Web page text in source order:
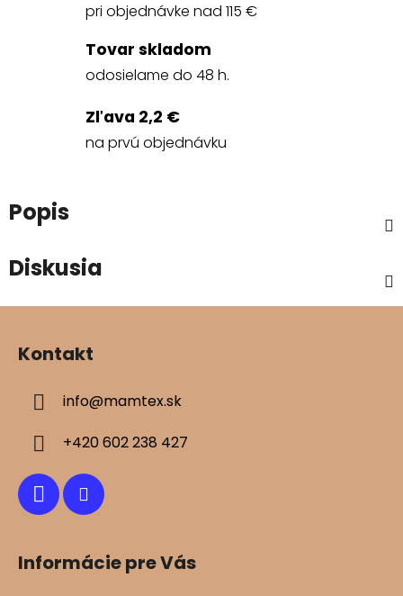
pri objednávke nad 115 €
Tovar skladom
odosielame do 48 h.
Zľava 2,2 €
na prvú objednávku
Popis
Diskusia
Kontakt
info@mamtex.sk
+420 602 238 427
Informácie pre Vás